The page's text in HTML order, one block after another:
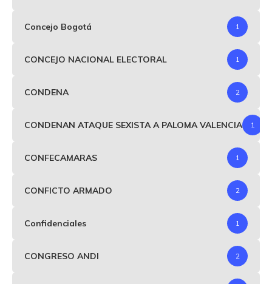
Concejo Bogotá 1
CONCEJO NACIONAL ELECTORAL 1
CONDENA 2
CONDENAN ATAQUE SEXISTA A PALOMA VALENCIA 1
CONFECAMARAS 1
CONFICTO ARMADO 2
Confidenciales 1
CONGRESO ANDI 2